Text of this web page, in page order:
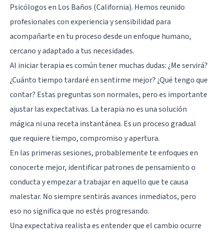
Psicólogos en Los Baños (California). Hemos reunido
profesionales con experiencia y sensibilidad para
acompañarte en tu proceso desde un enfoque humano,
cercano y adaptado a tus necesidades.
Al iniciar terapia es común tener muchas dudas: ¿Me servirá?
¿Cuánto tiempo tardaré en sentirme mejor? ¿Qué tengo que
contar? Estas preguntas son normales, pero es importante
ajustar las expectativas. La terapia no es una solución
mágica ni una receta instantánea. Es un proceso gradual
que requiere tiempo, compromiso y apertura.
En las primeras sesiones, probablemente te enfoques en
conocerte mejor, identificar patrones de pensamiento o
conducta y empezar a trabajar en aquello que te causa
malestar. No siempre sentirás avances inmediatos, pero
eso no significa que no estés progresando.
Una expectativa realista es entender que el cambio ocurre